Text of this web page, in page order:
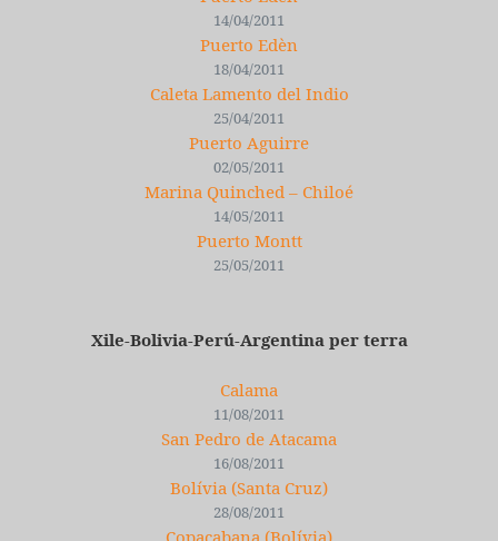
14/04/2011
Puerto Edèn
18/04/2011
Caleta Lamento del Indio
25/04/2011
Puerto Aguirre
02/05/2011
Marina Quinched – Chiloé
14/05/2011
Puerto Montt
25/05/2011
Xile-Bolivia-Perú-Argentina per terra
Calama
11/08/2011
San Pedro de Atacama
16/08/2011
Bolívia (Santa Cruz)
28/08/2011